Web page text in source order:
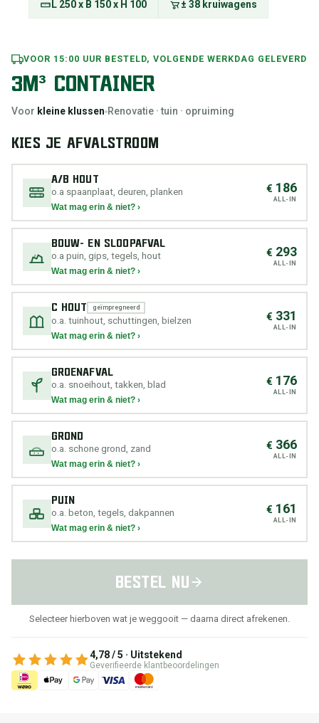
L 250 x B 150 x H 100 ± 38 kruiwagens
VOOR 15:00 UUR BESTELD, VOLGENDE WERKDAG GELEVERD
3M³ CONTAINER
Voor kleine klussen Renovatie · tuin · opruiming
KIES JE AFVALSTROOM
A/B HOUT
o.a spaanplaat, deuren, planken
Wat mag erin & niet? ›
€ 186
ALL-IN
BOUW- EN SLOOPAFVAL
o.a puin, gips, tegels, hout
Wat mag erin & niet? ›
€ 293
ALL-IN
C HOUT geïmpregneerd
o.a. tuinhout, schuttingen, bielzen
Wat mag erin & niet? ›
€ 331
ALL-IN
GROENAFVAL
o.a. snoeihout, takken, blad
Wat mag erin & niet? ›
€ 176
ALL-IN
GROND
o.a. schone grond, zand
Wat mag erin & niet? ›
€ 366
ALL-IN
PUIN
o.a. beton, tegels, dakpannen
Wat mag erin & niet? ›
€ 161
ALL-IN
BESTEL NU
Selecteer hierboven wat je weggooit — daarna direct afrekenen.
4,78 / 5 · Uitstekend
Geverifieerde klantbeoordelingen